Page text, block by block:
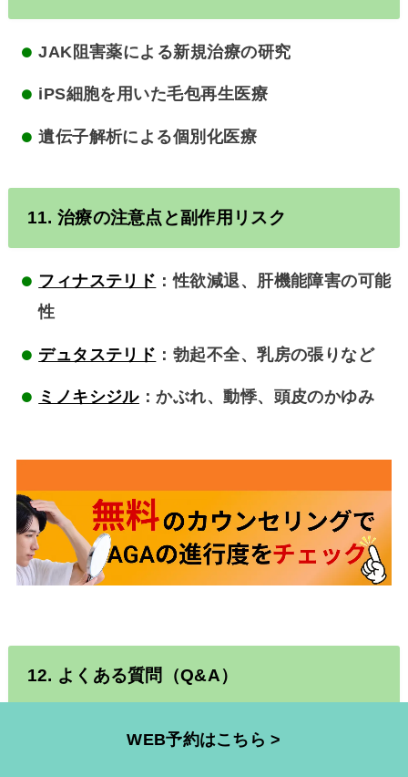
JAK阻害薬による新規治療の研究
iPS細胞を用いた毛包再生医療
遺伝子解析による個別化医療
11. 治療の注意点と副作用リスク
フィナステリド ：性欲減退、肝機能障害の可能
性
デュタステリド ：勃起不全、乳房の張りなど
ミノキシジル：かぶれ、動悸、頭皮のかゆみ
12. よくある質問（Q&A）
は自然に治りますか？
WEB予約はこちら >